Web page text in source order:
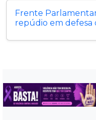
Frente
repúdio em defesa